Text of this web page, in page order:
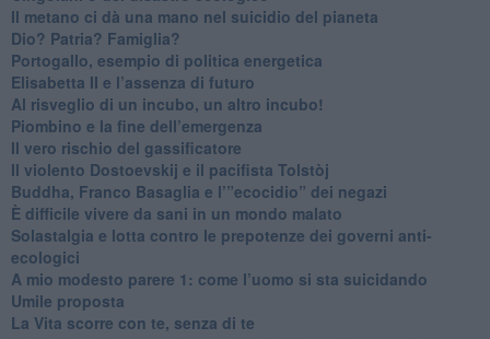
​Il metano ci dà una mano nel suicidio del pianeta
​Dio? Patria? Famiglia?
Portogallo, esempio di politica energetica
​Elisabetta II e l’assenza di futuro
Al risveglio di un incubo, un altro incubo!
​Piombino e la fine dell’emergenza
​Il vero rischio del gassificatore
​Il violento Dostoevskij e il pacifista Tolstòj
​Buddha, Franco Basaglia e l’”ecocidio” dei negazi
​È difficile vivere da sani in un mondo malato
Solastalgia e lotta contro le prepotenze dei governi anti-
ecologici
​A mio modesto parere 1: come l’uomo si sta suicidando
​Umile proposta
​La Vita scorre con te, senza di te